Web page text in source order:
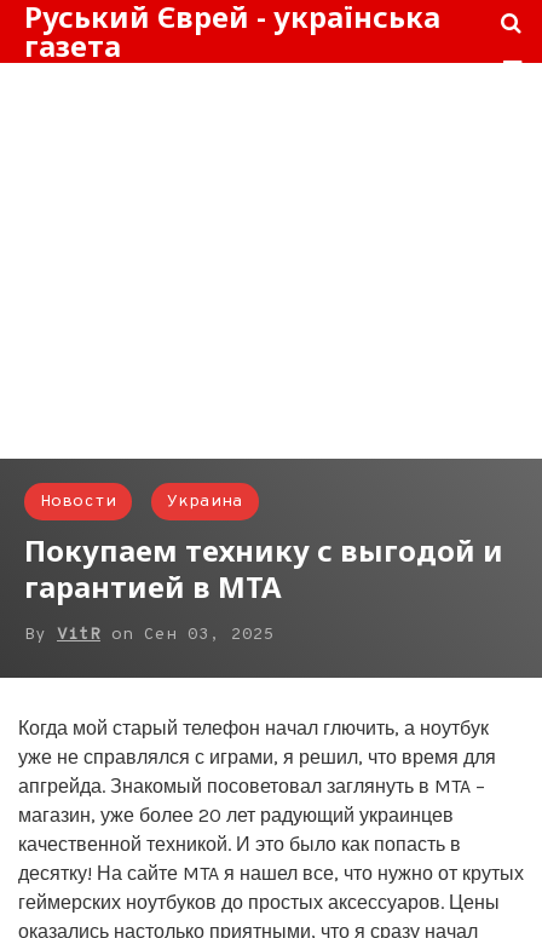
Руський Єврей - українська
газета
Новости Украина
Покупаем технику с выгодой и
гарантией в МТА
By VitR on Сен 03, 2025
Когда мой старый телефон начал глючить, а ноутбук
уже не справлялся с играми, я решил, что время для
апгрейда. Знакомый посоветовал заглянуть в MTA –
магазин, уже более 20 лет радующий украинцев
качественной техникой. И это было как попасть в
десятку! На сайте MTA я нашел все, что нужно от крутых
геймерских ноутбуков до простых аксессуаров. Цены
оказались настолько приятными, что я сразу начал